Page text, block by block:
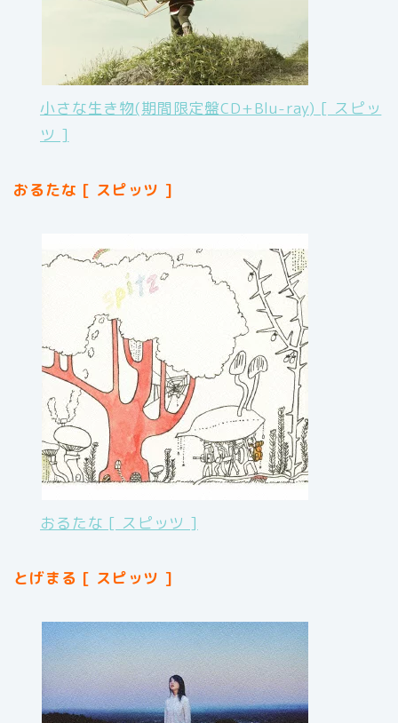
小さな生き物(期間限定盤CD+Blu-ray) [ スピッ
ツ ]
おるたな [ スピッツ ]
おるたな [ スピッツ ]
とげまる [ スピッツ ]